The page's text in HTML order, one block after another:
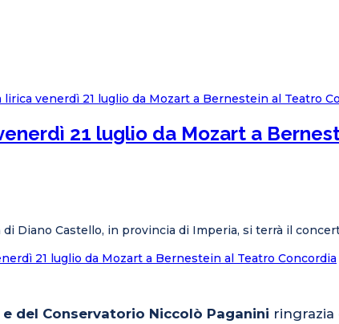
21 luglio da Mozart a
Diano Castello, in provincia di Imperia, si terrà il
21 luglio da Mozart a Bernestein al Teatro Concordia
del Conservatorio Niccolò Paganini ringrazia